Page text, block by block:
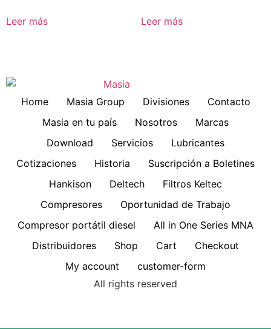
Leer más Leer más
Home Masia Group Divisiones
Contacto
Masia en tu país
Nosotros
Marcas
Download
Servicios
Lubricantes
Cotizaciones
Historia
Suscripción a Boletines
Hankison
Deltech
Filtros Keltec
Compresores
Oportunidad de Trabajo
Compresor portátil diesel
All in One Series MNA
Distribuidores
Shop Cart
Checkout
My account
customer-form
All rights reserved